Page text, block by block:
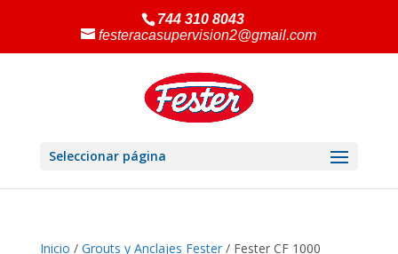
744 310 8043
festeracasupervision2@gmail.com
Seleccionar página
Inicio / Grouts y Anclajes Fester/ Fester CF 1000